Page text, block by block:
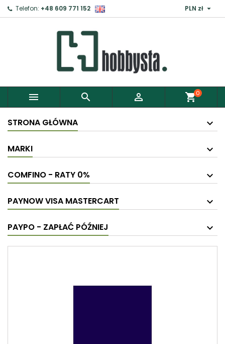
Telefon: +48 609 771 152 PLN zł 
   shopping_cart0
STRONA GŁÓWNA
MARKI
COMFINO - RATY 0%
PAYNOW VISA MASTERCART
PAYPO - ZAPŁAĆ PÓŹNIEJ